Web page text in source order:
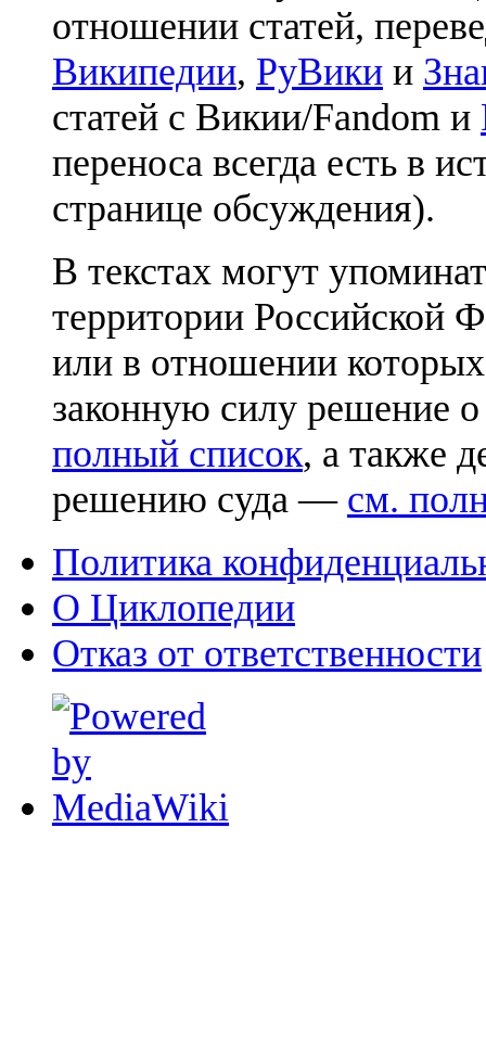
отношении статей,
Википедии, РуВики и
статей с Викии/Fandom и
переноса всегда есть в
странице обсуждения).
В текстах могут
территории Российской
или в отношении
законную силу решение
полный список, а также
решению суда — см.
Политика
О Циклопедии
Отказ от ответственности